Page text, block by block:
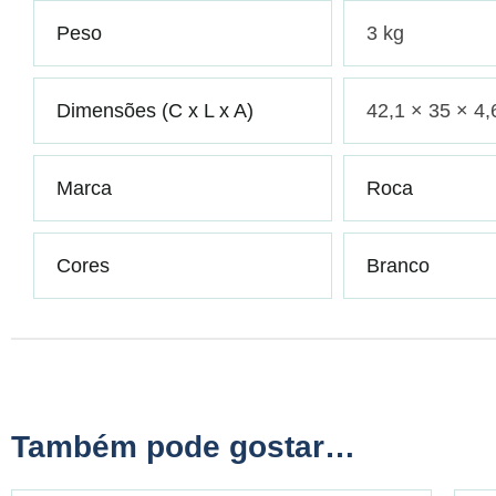
Peso 3 kg
Dimensões (C x L x A) 42,1 × 35 ×
Marca Roca
Cores Branco
Também pode gostar…